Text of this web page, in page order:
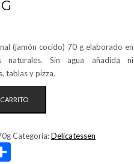
(jamón cocido) 70 g elaborado en
naturales. Sin agua añadida ni
tablas y pizza.
Categoría:Delicatessen